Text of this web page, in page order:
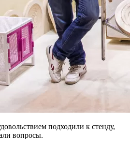
подходили к стенду,
вопросы.